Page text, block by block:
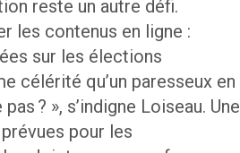
reste un autre défi.
les contenus en ligne :
sur les élections
célérité qu’un paresseux en
? », s’indigne Loiseau. Une
pour les